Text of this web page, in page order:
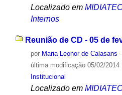
Localizado em
Internos
Reunião de CD - 05 de
por Maria Leonor de Calasans
última modificação05/02/2014
Institucional
Localizado em